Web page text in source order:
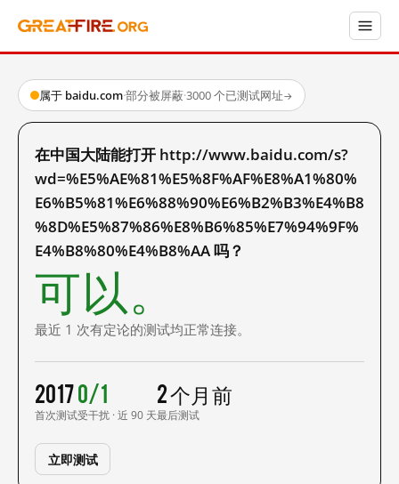
属于 baidu.com·部分被屏蔽·3000 个已测试网址→
在中国大陆能打开 http://www.baidu.com/s?
wd=%E5%AE%81%E5%8F%AF%E8%A1%80%
E6%B5%81%E6%88%90%E6%B2%B3%E4%B8
%8D%E5%87%86%E8%B6%85%E7%94%9F%
E4%B8%80%E4%B8%AA 吗？
可以。
最近 1 次有定论的测试均正常连接。
2017
首次测试
0/1
受干扰 · 近 90 天
2 个月前
最后测试
立即测试